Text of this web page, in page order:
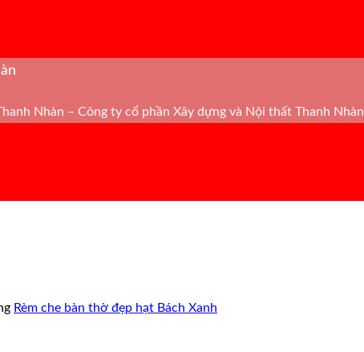
Nhàn – Công ty cổ phần Xây dựng và Nội thất Thanh Nhàn
Rèm che bàn thờ đẹp hạt Bách Xanh